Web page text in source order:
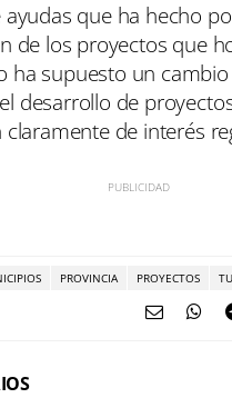
ayudas que ha hecho
de los proyectos que
ha supuesto un
desarrollo de
claramente de interés
PROVINCIA PROYECTOS